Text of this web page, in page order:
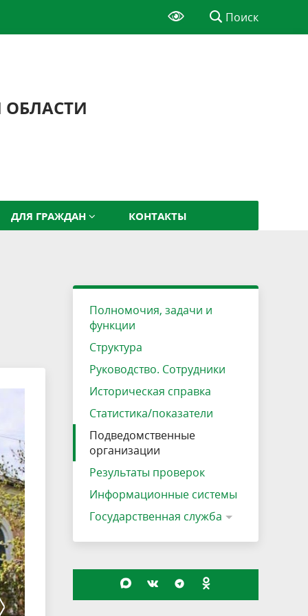
Поиск
ОБЛАСТИ
ДЛЯ ГРАЖДАН КОНТАКТЫ
Полномочия, задачи и
функции
Структура
Руководство. Сотрудники
Историческая справка
Статистика/показатели
Подведомственные
организации
Результаты проверок
Информационные системы
Государственная служба